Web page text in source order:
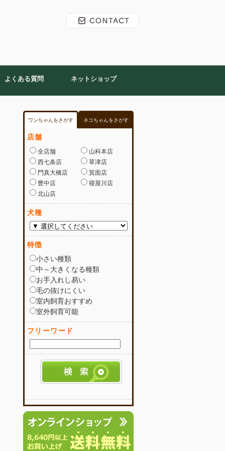
よくある質問 ネットショップ
ワンちゃんをさがす ネコちゃんをさがす
店舗
全店舗
山科本店
西七条店
草津店
門真大橋店
箕面店
豊中店
寝屋川店
北山店
犬種
特徴
小さい種類
中～大きくなる種類
お手入れし易い
毛の抜けにくい
室内飼育おすすめ
室外飼育可能
フリーワード